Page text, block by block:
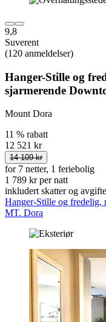
9,8
Suverent
(120 anmeldelser)
Hanger-Stille og
sjarmerende
Mount Dora
11 % rabatt
12 521 kr
14 109 kr
for 7 netter, 1 feriebolig
1 789 kr per natt
inkludert skatter og
Hanger-Stille og fredelig,
MT. Dora